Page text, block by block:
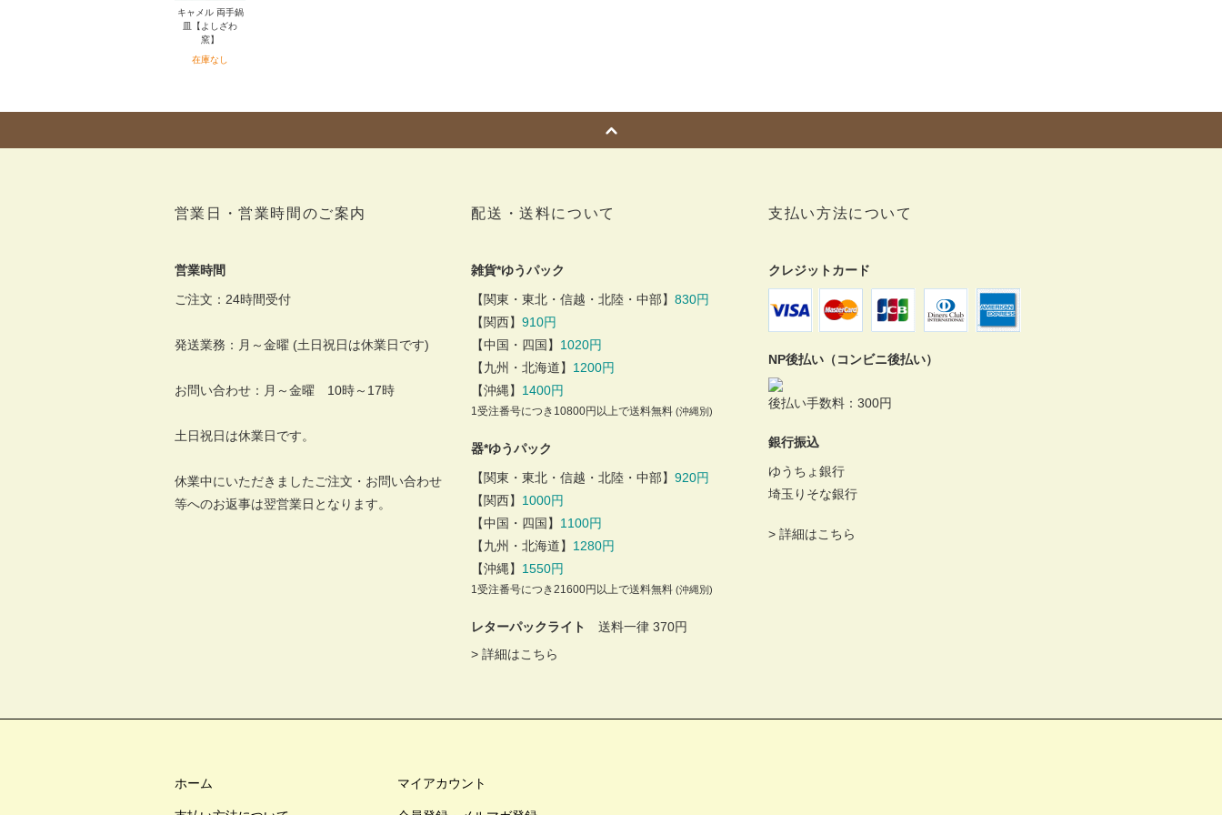
キャメル 両手鍋
皿【よしざわ
窯】
在庫なし
営業日・営業時間のご案内
営業時間
ご注文：24時間受付
発送業務：月～金曜 (土日祝日は休業日です)
お問い合わせ：月～金曜 10時～17時
土日祝日は休業日です。
休業中にいただきましたご注文・お問い合わせ
等へのお返事は翌営業日となります。
配送・送料について
雑貨*ゆうパック
【関東・東北・信越・北陸・中部】830円
【関西】910円
【中国・四国】 1020円
【九州・北海道】 1200円
【沖縄】 1400円
1受注番号につき10800円以上で送料無料 (沖縄別)
器*ゆうパック
【関東・東北・信越・北陸・中部】920円
【関西】 1000円
【中国・四国】 1100円
【九州・北海道】 1280円
【沖縄】 1550円
1受注番号につき21600円以上で送料無料 (沖縄別)
レターパックライト送料一律 370円
>詳細はこちら
支払い方法について
クレジットカード
NP後払い（コンビニ後払い）
後払い手数料：300円
銀行振込
ゆうちょ銀行
埼玉りそな銀行
>詳細はこちら
ホーム マイアカウント